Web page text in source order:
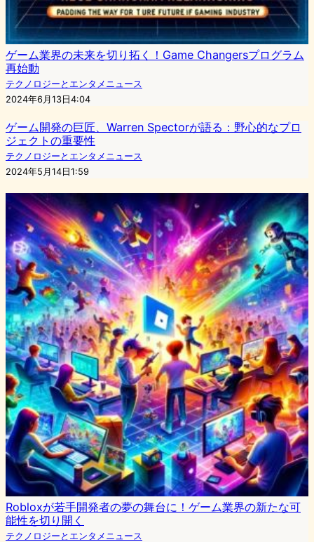
ゲーム業界の未来を切り拓く！Game Changersプログラム
再始動
テクノロジーとエンタメニュース
2024年6月13日4:04
ゲーム開発の巨匠、Warren Spectorが語る：野心的なプロ
ジェクトの重要性
テクノロジーとエンタメニュース
2024年5月14日1:59
Robloxが若手開発者の夢の舞台に！ゲーム業界の新たな可
能性を切り開く
テクノロジーとエンタメニュース